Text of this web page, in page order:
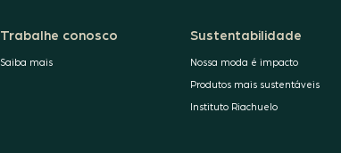
Trabalhe conosco
Saiba mais
Sustentabilidade
Nossa moda é impacto
Produtos mais sustentáveis
Instituto Riachuelo